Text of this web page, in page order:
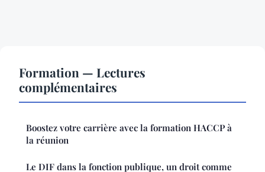
Formation — Lectures
complémentaires
Boostez votre carrière avec la formation HACCP à
la réunion
Le DIF dans la fonction publique, un droit comme